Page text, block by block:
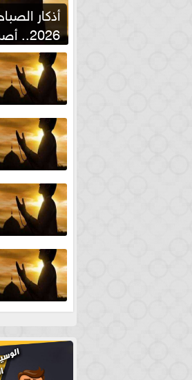
والحمد لله
وأصبح الملك
الملك لله
الملك لله
الملك لله